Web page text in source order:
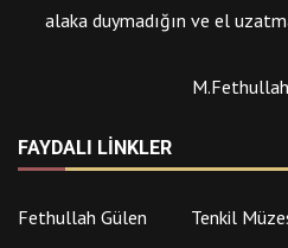
alaka duymadığın ve el
FAYDALI LINKLER
Fethullah Gülen Tenkil